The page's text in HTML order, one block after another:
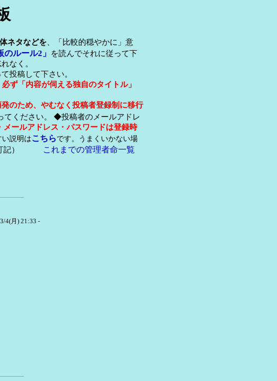
ネタなどを、「比較的穏やかに」意
のルール2」
を読んでそれに従って下
なく。
投稿して下さい。
ず「内容が伺える独自のタイトル」
のため、やむなく投稿者登録制に移行
てください。 ◆投稿者のメールアドレ
ールアドレス・パスワードは登録時
説明はこちらです。うまくいかない場
訂記） これまでの管理者命一覧
4(月) 21:33 -